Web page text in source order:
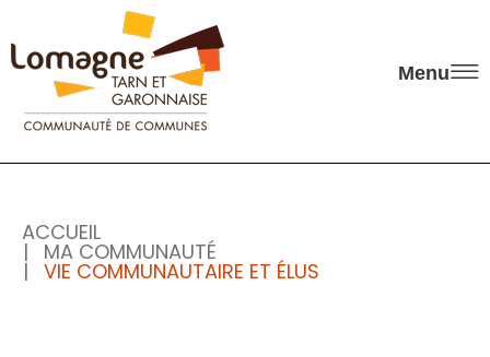
Panneau de gestion des cookies
Menu
ACCUEIL
MA COMMUNAUTÉ
VIE COMMUNAUTAIRE ET ÉLUS